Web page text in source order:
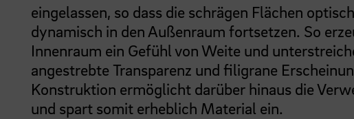
eingelassen, so dass die schrägen Flächen
dynamisch in den Außenraum fortsetzen. So
Innenraum ein Gefühl von Weite und
angestrebte Transparenz und filigrane
Konstruktion ermöglicht darüber hinaus die
und spart somit erheblich Material ein.